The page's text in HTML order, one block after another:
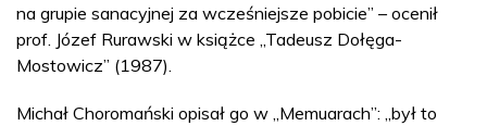
na grupie sanacyjnej za wcześniejsze pobicie” – ocenił
prof. Józef Rurawski w książce „Tadeusz Dołęga-
Mostowicz” (1987).
Michał Choromański opisał go w „Memuarach”: „był to